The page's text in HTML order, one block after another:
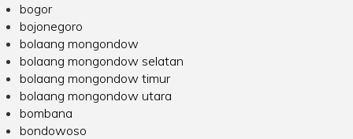
bogor
bojonegoro
bolaang mongondow
bolaang mongondow selatan
bolaang mongondow timur
bolaang mongondow utara
bombana
bondowoso